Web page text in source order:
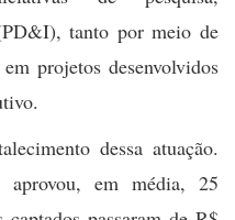
tanto por meio de
projetos desenvolvidos
dessa atuação.
em média, 25